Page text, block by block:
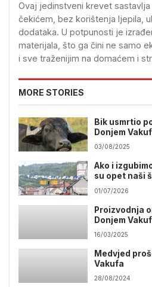
Ovaj jedinstveni krevet
čekićem, bez korištenja ljepila,
dodataka. U potpunosti je
materijala, što ga čini ne samo
i sve traženijim na domaćem i
MORE STORIES
Bik usmrtio
Donjem
03/08/2025
Ako i
su opet naši
01/07/2026
Proizvodnja
Donjem
16/03/2025
Medvjed
Vakufa
28/08/2024